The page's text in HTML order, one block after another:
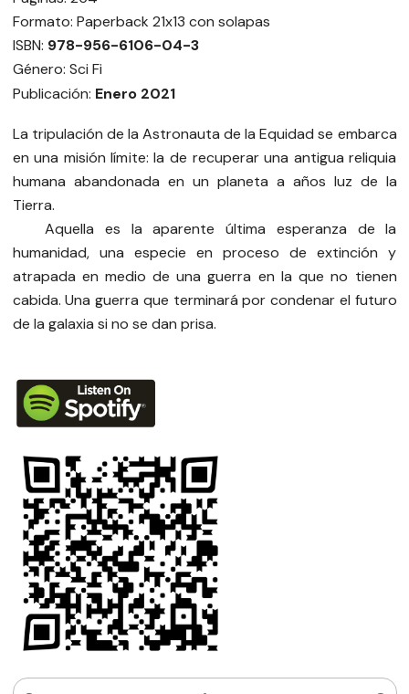
Formato: Paperback 21x13 con solapas
ISBN: 978-956-6106-04-3
Género: Sci Fi
Publicación: Enero 2021
La tripulación de la Astronauta de la Equidad se embarca
en una misión límite: la de recuperar una antigua reliquia
humana abandonada en un planeta a años luz de la
Tierra.
Aquella es la aparente última esperanza de la
humanidad, una especie en proceso de extinción y
atrapada en medio de una guerra en la que no tienen
cabida. Una guerra que terminará por condenar el futuro
de la galaxia si no se dan prisa.